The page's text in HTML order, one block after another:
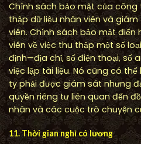
Chính sách bảo mật của
thập dữ liệu nhân viên và
viên. Chính sách bảo mật
viên về việc thu thập một số
định—địa chỉ, số điện thoại, số
việc lập tài liệu. Nó cũng có
ty phải được giám sát nhưng
quyền riêng tư liên quan đến
nhân và các cuộc trò chuyện
11. Thời gian nghỉ có lương